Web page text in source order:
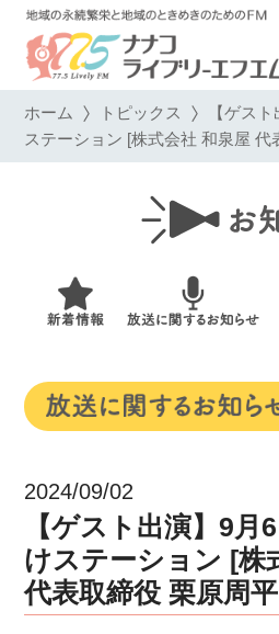
ホーム トピックス 【ゲス
ステーション [株式会社 和泉屋 代
2024/09/02
【ゲスト出演】9月
けステーション [株
代表取締役 栗原周